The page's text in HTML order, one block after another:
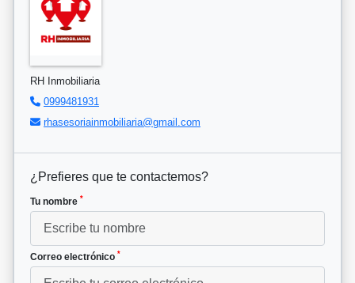
RH Inmobiliaria
0999481931
rhasesoriainmobiliaria@gmail.com
¿Prefieres que te contactemos?
Tu nombre *
Correo electrónico *